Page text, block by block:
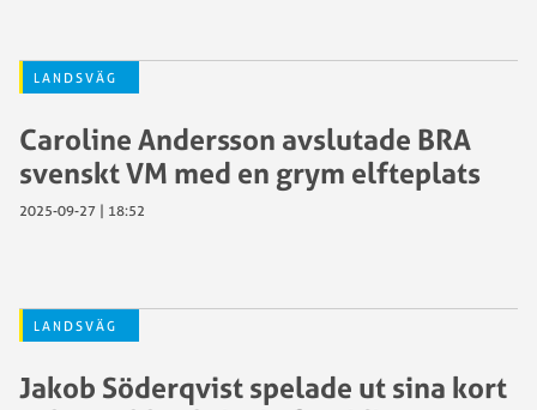
LANDSVÄG
Caroline Andersson avslutade BRA
svenskt VM med en grym elfteplats
2025-09-27 | 18:52
LANDSVÄG
Jakob Söderqvist spelade ut sina kort